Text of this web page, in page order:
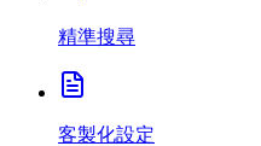
精準搜尋
客製化設定